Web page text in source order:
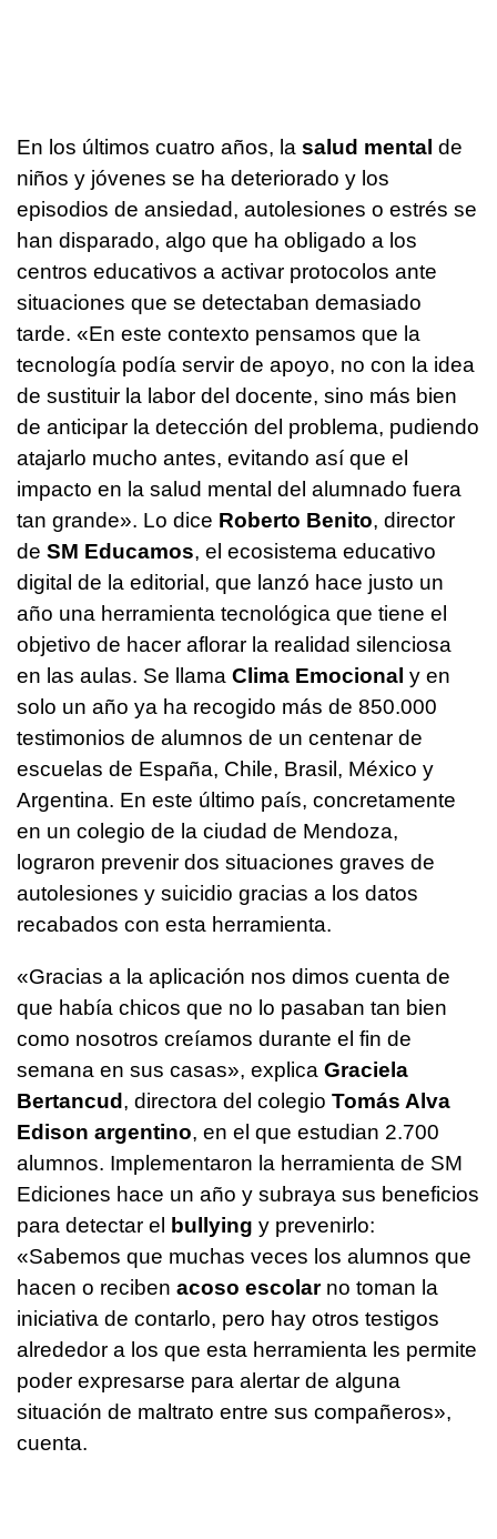
En los últimos cuatro años, la salud mental de
niños y jóvenes se ha deteriorado y los
episodios de ansiedad, autolesiones o estrés se
han disparado, algo que ha obligado a los
centros educativos a activar protocolos ante
situaciones que se detectaban demasiado
tarde. «En este contexto pensamos que la
tecnología podía servir de apoyo, no con la idea
de sustituir la labor del docente, sino más bien
de anticipar la detección del problema, pudiendo
atajarlo mucho antes, evitando así que el
impacto en la salud mental del alumnado fuera
tan grande». Lo dice Roberto Benito, director
de SM Educamos, el ecosistema educativo
digital de la editorial, que lanzó hace justo un
año una herramienta tecnológica que tiene el
objetivo de hacer aflorar la realidad silenciosa
en las aulas. Se llama Clima Emocional y en
solo un año ya ha recogido más de 850.000
testimonios de alumnos de un centenar de
escuelas de España, Chile, Brasil, México y
Argentina. En este último país, concretamente
en un colegio de la ciudad de Mendoza,
lograron prevenir dos situaciones graves de
autolesiones y suicidio gracias a los datos
recabados con esta herramienta.
«Gracias a la aplicación nos dimos cuenta de
que había chicos que no lo pasaban tan bien
como nosotros creíamos durante el fin de
semana en sus casas», explica Graciela
Bertancud , directora del colegio Tomás Alva
Edison argentino, en el que estudian 2.700
alumnos. Implementaron la herramienta de SM
Ediciones hace un año y subraya sus beneficios
para detectar el
bullying y prevenirlo:
«Sabemos que muchas veces los alumnos que
hacen o reciben acoso escolarno toman la
iniciativa de contarlo, pero hay otros testigos
alrededor a los que esta herramienta les permite
poder expresarse para alertar de alguna
situación de maltrato entre sus compañeros»,
cuenta.